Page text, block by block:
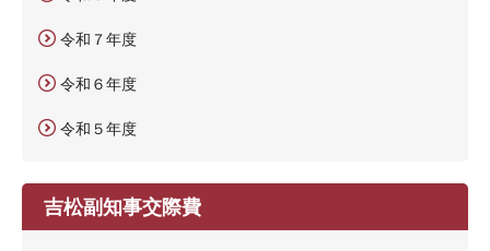
令和７年度
令和６年度
令和５年度
吉松副知事交際費